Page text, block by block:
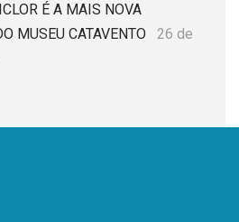
É A MAIS NOVA
MUSEU CATAVENTO
26 de